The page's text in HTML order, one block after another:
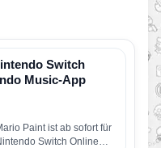
Switch
Music-App
Paint ist ab sofort für
Switch Online